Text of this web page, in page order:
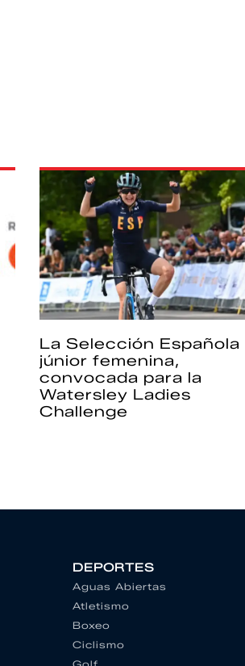
La Selección Española
júnior femenina,
convocada para la
Watersley Ladies
Challenge
DEPORTES
Aguas Abiertas
Atletismo
Boxeo
Ciclismo